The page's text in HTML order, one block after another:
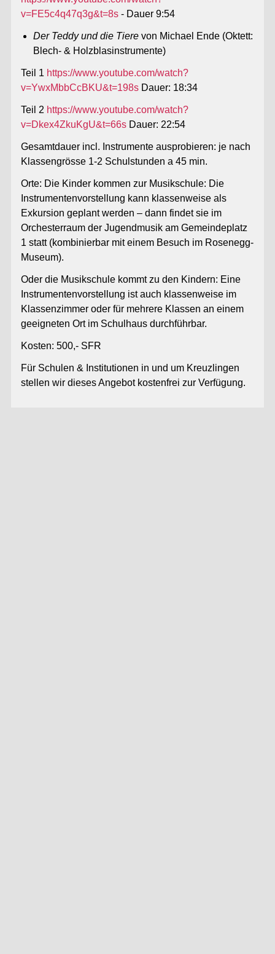
v=FE5c4q47q3g&t=8s - Dauer 9:54
Der Teddy und die Tiere von Michael Ende (Oktett:
Blech- & Holzblasinstrumente)
Teil 1 https://www.youtube.com/watch?
v=YwxMbbCcBKU&t=198s Dauer: 18:34
Teil 2 https://www.youtube.com/watch?
v=Dkex4ZkuKgU&t=66s Dauer: 22:54
Gesamtdauer incl. Instrumente ausprobieren: je nach
Klassengrösse 1-2 Schulstunden a 45 min.
Orte: Die Kinder kommen zur Musikschule: Die
Instrumentenvorstellung kann klassenweise als
Exkursion geplant werden – dann findet sie im
Orchesterraum der Jugendmusik am Gemeindeplatz
1 statt (kombinierbar mit einem Besuch im Rosenegg-
Museum).
Oder die Musikschule kommt zu den Kindern: Eine
Instrumentenvorstellung ist auch klassenweise im
Klassenzimmer oder für mehrere Klassen an einem
geeigneten Ort im Schulhaus durchführbar.
Kosten: 500,- SFR
Für Schulen & Institutionen in und um Kreuzlingen
stellen wir dieses Angebot kostenfrei zur Verfügung.